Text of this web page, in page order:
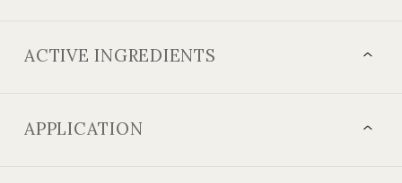
ACTIVE INGREDIENTS
APPLICATION